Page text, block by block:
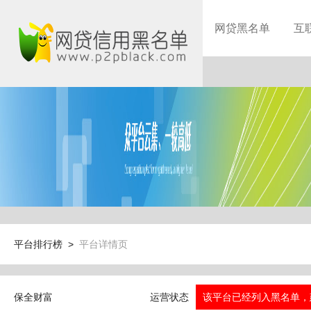
网贷黑名单 互
平台排行榜 > 平台详情页
保全财富 运营状态 该平台已经列入黑名单